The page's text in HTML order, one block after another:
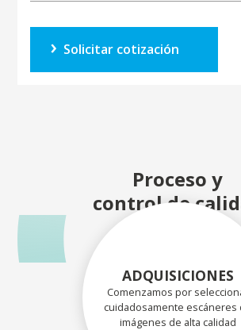
Solicitar cotización
Proceso y
control de
ADQUISICIONES
Comenzamos por
cuidadosamente escáneres
imágenes de alta calidad